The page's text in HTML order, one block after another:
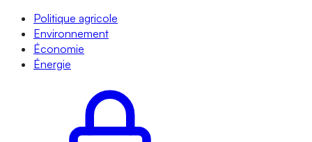
Politique agricole
Environnement
Économie
Énergie